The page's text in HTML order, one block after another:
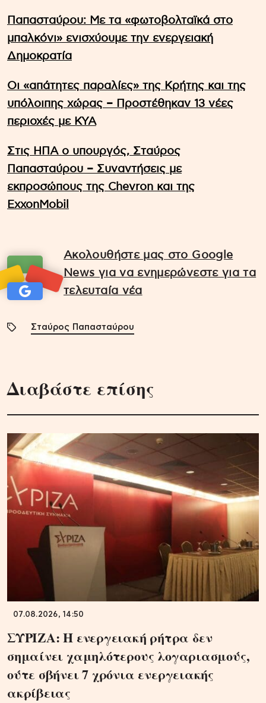
Παπασταύρου: Με τα «φωτοβολταϊκά στο
μπαλκόνι» ενισχύουμε την ενεργειακή
Δημοκρατία
Οι «απάτητες παραλίες» της Κρήτης και της
υπόλοιπης χώρας – Προστέθηκαν 13 νέες
περιοχές με ΚΥΑ
Στις ΗΠΑ ο υπουργός, Σταύρος
Παπασταύρου – Συναντήσεις με
εκπροσώπους της Chevron και της
ExxonMobil
Ακολουθήστε μας στο Google
News για να ενημερώνεστε για τα
τελευταία νέα
Σταύρος Παπασταύρου
Διαβάστε επίσης
07.08.2026, 14:50
ΣΥΡΙΖΑ: Η ενεργειακή ρήτρα δεν
σημαίνει χαμηλότερους λογαριασμούς,
ούτε σβήνει 7 χρόνια ενεργειακής
ακρίβειας